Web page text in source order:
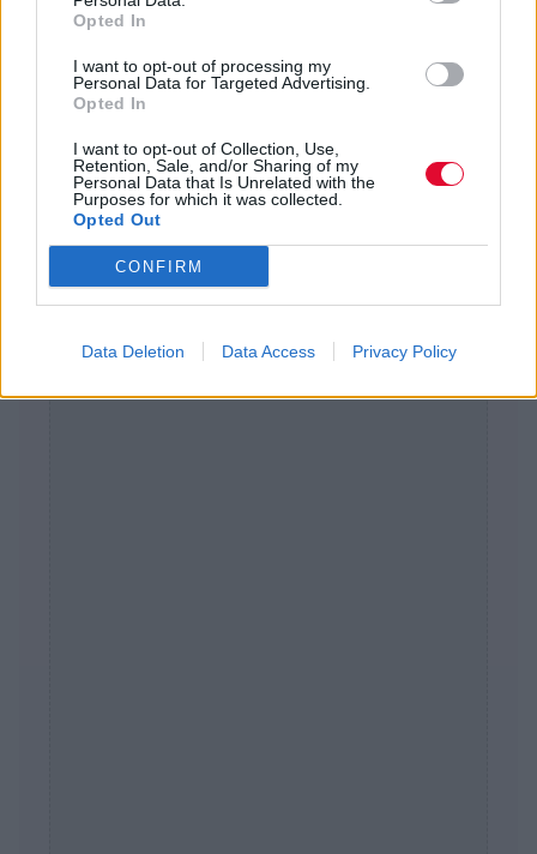
Opted In
I want to opt-out of processing my
Personal Data for Targeted Advertising.
Opted In
I want to opt-out of Collection, Use,
Retention, Sale, and/or Sharing of my
Personal Data that Is Unrelated with the
Purposes for which it was collected.
Opted Out
CONFIRM
Data Deletion Data Access Privacy Policy
Διαφήμιση